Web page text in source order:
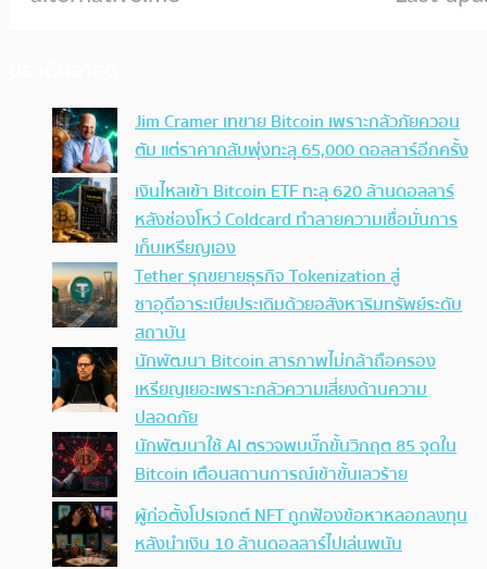
Jim Cramer เทขาย Bitcoin เพราะกลัวภัยควอน
ตัม แต่ราคากลับพุ่งทะลุ 65,000 ดอลลาร์อีกครั้ง
เงินไหลเข้า Bitcoin ETF ทะลุ 620 ล้านดอลลาร์
หลังช่องโหว่ Coldcard ทำลายความเชื่อมั่นการ
เก็บเหรียญเอง
Tether รุกขยายธุรกิจ Tokenization สู่
ซาอุดีอาระเบียประเดิมด้วยอสังหาริมทรัพย์ระดับ
สถาบัน
นักพัฒนา Bitcoin สารภาพไม่กล้าถือครอง
เหรียญเยอะเพราะกลัวความเสี่ยงด้านความ
ปลอดภัย
นักพัฒนาใช้ AI ตรวจพบบั๊กขั้นวิกฤต 85 จุดใน
Bitcoin เตือนสถานการณ์เข้าขั้นเลวร้าย
ผู้ก่อตั้งโปรเจกต์ NFT ถูกฟ้องข้อหาหลอกลงทุน
หลังนำเงิน 10 ล้านดอลลาร์ไปเล่นพนัน